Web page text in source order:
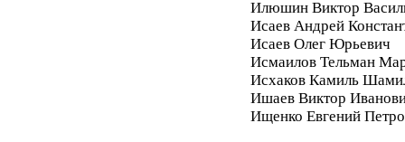
Илюшин Виктор
Исаев Андрей
Исаев Олег Юрьевич
Исмаилов Тельман
Исхаков Камиль
Ишаев Виктор
Ищенко Евгений